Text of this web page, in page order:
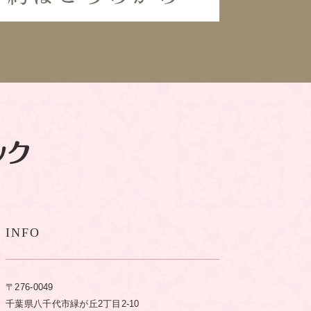
INFO
〒276-0049
千葉県八千代市緑が丘2丁目2-10